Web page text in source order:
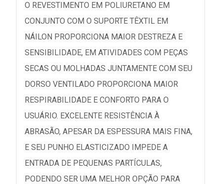
O REVESTIMENTO EM POLIURETANO EM
CONJUNTO COM O SUPORTE TÊXTIL EM
NÁILON PROPORCIONA MAIOR DESTREZA E
SENSIBILIDADE, EM ATIVIDADES COM PEÇAS
SECAS OU MOLHADAS JUNTAMENTE COM SEU
DORSO VENTILADO PROPORCIONA MAIOR
RESPIRABILIDADE E CONFORTO PARA O
USUÁRIO. EXCELENTE RESISTÊNCIA À
ABRASÃO, APESAR DA ESPESSURA MAIS FINA,
E SEU PUNHO ELASTICIZADO IMPEDE A
ENTRADA DE PEQUENAS PARTÍCULAS,
PODENDO SER UMA MELHOR OPÇÃO PARA